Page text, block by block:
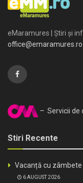
eMaramures | Știri și
office@emaramures.ro
– Servicii de
Stiri Recente
Vacanță cu zâmbete
6 AUGUST 2026